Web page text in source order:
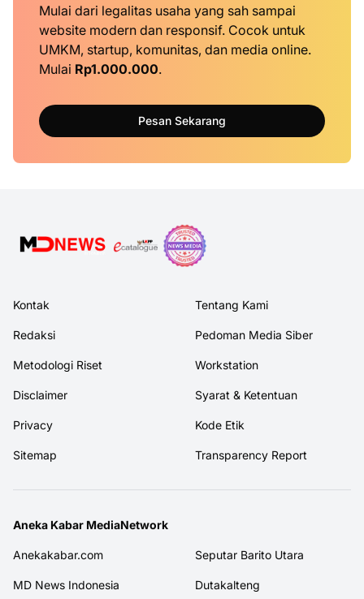
Mulai dari legalitas usaha yang sah sampai
website modern dan responsif. Cocok untuk
UMKM, startup, komunitas, dan media online.
Mulai Rp1.000.000.
Pesan Sekarang
Kontak Tentang Kami
Redaksi Pedoman Media Siber
Metodologi Riset Workstation
Disclaimer Syarat & Ketentuan
Privacy Kode Etik
Sitemap Transparency Report
Aneka Kabar MediaNetwork
Anekakabar.com Seputar Barito Utara
MD News Indonesia Dutakalteng